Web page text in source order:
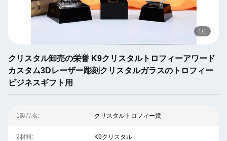
1/1
クリスタル卸売の栄誉 K9クリスタルトロフィーアワード
カスタム3Dレーザー彫刻クリスタルガラスのトロフィー
ビジネスギフト用
1製品名: クリスタルトロフィー賞
2材料: K9クリスタル